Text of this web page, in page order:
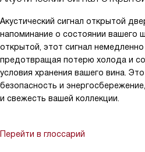
Акустический сигнал открытой
напоминание о состоянии вашего
открытой, этот сигнал немедленно
предотвращая потерю холода и
условия хранения вашего вина.
безопасность и
и свежесть вашей коллекции.
Перейти в глоссарий